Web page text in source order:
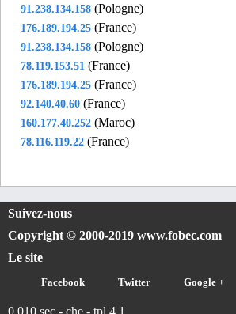
91.238.134.158 (Pologne)
176.189.194.25 (France)
91.238.134.158 (Pologne)
78.119.153.51 (France)
176.189.194.25 (France)
92.140.40.60 (France)
160.177.40.252 (Maroc)
78.116.119.22 (France)
Suivez-nous
Copyright © 2000-2019 www.fobec.com
Le site
Facebook Twitter Google +